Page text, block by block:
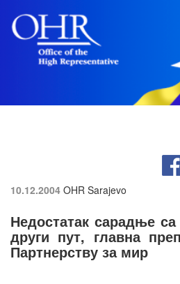
10.12.2004 OHR Sarajevo
Недостатак сарадње
други пут, главна
Партнерству за мир